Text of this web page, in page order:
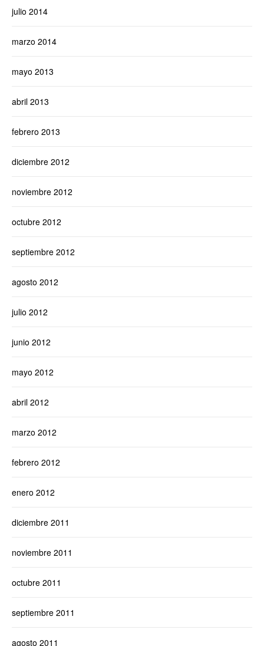
julio 2014
marzo 2014
mayo 2013
abril 2013
febrero 2013
diciembre 2012
noviembre 2012
octubre 2012
septiembre 2012
agosto 2012
julio 2012
junio 2012
mayo 2012
abril 2012
marzo 2012
febrero 2012
enero 2012
diciembre 2011
noviembre 2011
octubre 2011
septiembre 2011
agosto 2011